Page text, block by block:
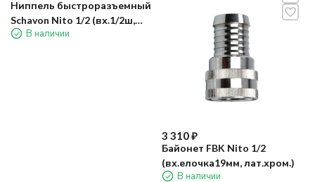
Ниппель быстроразъемный
Schavon Nito 1/2 (вх.1/2ш,
лат.хром.)
В наличии
3 310₽
Байонет FBK Nito 1/2
(вх.елочка19мм, лат.хром.)
В наличии